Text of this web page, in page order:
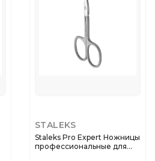
STALEKS
Staleks Pro Expert Ножницы
профессиональные для